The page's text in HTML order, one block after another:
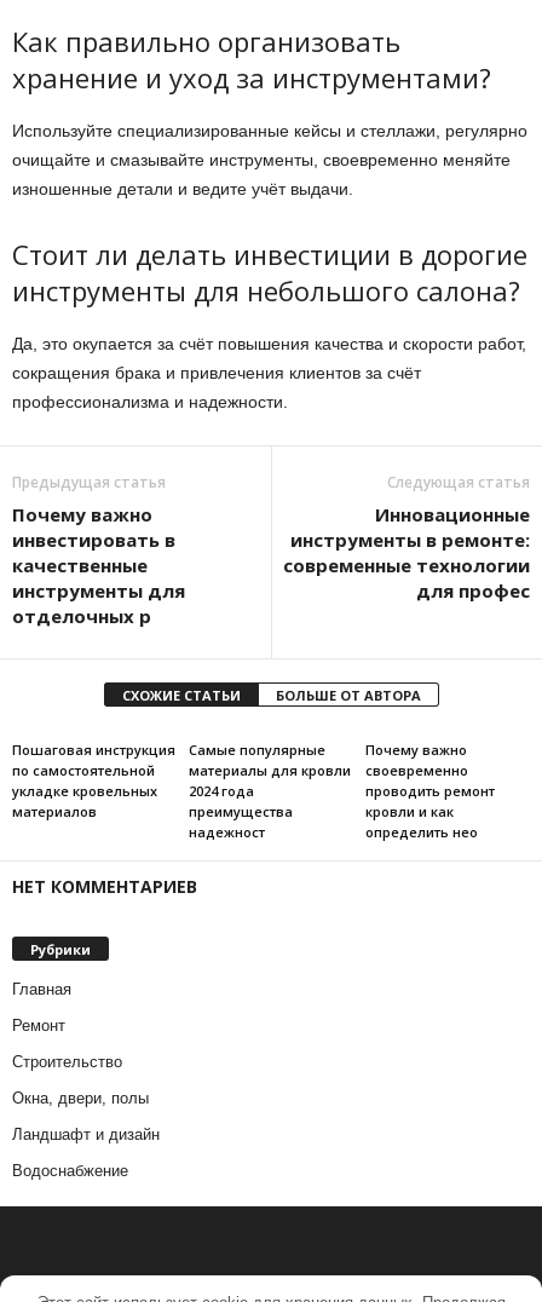
Как правильно организовать
хранение и уход за инструментами?
Используйте специализированные кейсы и стеллажи, регулярно
очищайте и смазывайте инструменты, своевременно меняйте
изношенные детали и ведите учёт выдачи.
Стоит ли делать инвестиции в дорогие
инструменты для небольшого салона?
Да, это окупается за счёт повышения качества и скорости работ,
сокращения брака и привлечения клиентов за счёт
профессионализма и надежности.
Предыдущая статья
Почему важно
инвестировать в
качественные
инструменты для
отделочных р
Следующая статья
Инновационные
инструменты в ремонте:
современные технологии
для профес
СХОЖИЕ СТАТЬИ БОЛЬШЕ ОТ АВТОРА
Пошаговая инструкция
по самостоятельной
укладке кровельных
материалов
Самые популярные
материалы для кровли
2024 года
преимущества
надежност
Почему важно
своевременно
проводить ремонт
кровли и как
определить нео
НЕТ КОММЕНТАРИЕВ
Рубрики
Главная
Ремонт
Строительство
Окна, двери, полы
Ландшафт и дизайн
Водоснабжение